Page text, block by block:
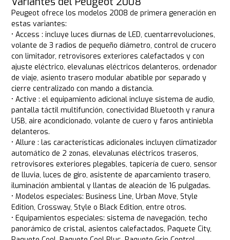
Peugeot ofrece los modelos 2008 de primera generación en
estas variantes:
• Access : incluye luces diurnas de LED, cuentarrevoluciones,
volante de 3 radios de pequeño diámetro, control de crucero
con limitador, retrovisores exteriores calefactados y con
ajuste eléctrico, elevalunas eléctricos delanteros, ordenador
de viaje, asiento trasero modular abatible por separado y
cierre centralizado con mando a distancia.
• Active : el equipamiento adicional incluye sistema de audio,
pantalla táctil multifunción, conectividad Bluetooth y ranura
USB, aire acondicionado, volante de cuero y faros antiniebla
delanteros.
• Allure : las características adicionales incluyen climatizador
automático de 2 zonas, elevalunas eléctricos traseros,
retrovisores exteriores plegables, tapicería de cuero, sensor
de lluvia, luces de giro, asistente de aparcamiento trasero,
iluminación ambiental y llantas de aleación de 16 pulgadas.
• Modelos especiales: Business Line, Urban Move, Style
Edition, Crossway, Style o Black Edition, entre otros.
• Equipamientos especiales: sistema de navegación, techo
panorámico de cristal, asientos calefactados, Paquete City,